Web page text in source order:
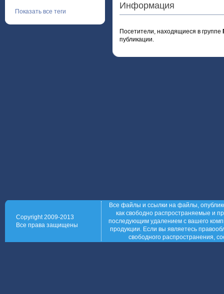
Показать все теги
Информация
Посетители, находящиеся в группе
публикации.
Copyright 2009-2013
Все права защищены
Все файлы и ссылки на файлы,
как свободно распространяемые и
последующим удалением с вашего
продукции. Если вы являетесь
свободного распространения,